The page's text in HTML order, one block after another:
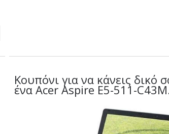
Κουπόνι για να κάνεις δικό
ένα Acer Aspire E5-511-